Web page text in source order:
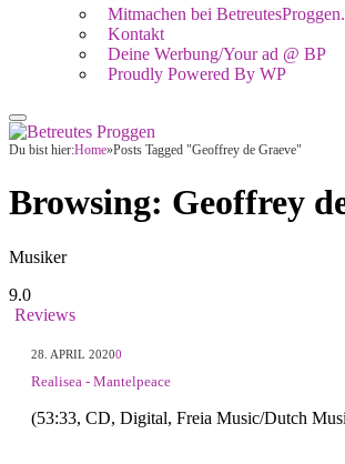
Mitmachen bei
Kontakt
Deine Werbung/Your ad @ BP
Proudly Powered By WP
Du bist hier:Home»Posts Tagged "Geoffrey de Graeve"
Browsing: Geoffrey
Musiker
9.0
Reviews
28. APRIL 20200
Realisea - Mantelpeace
(53:33, CD, Digital, Freia Music/Dutch